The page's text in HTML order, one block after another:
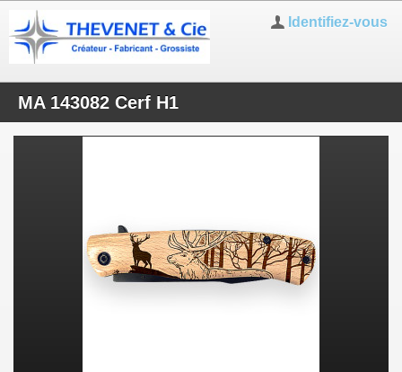
Identifiez-vous
MA 143082 Cerf H1